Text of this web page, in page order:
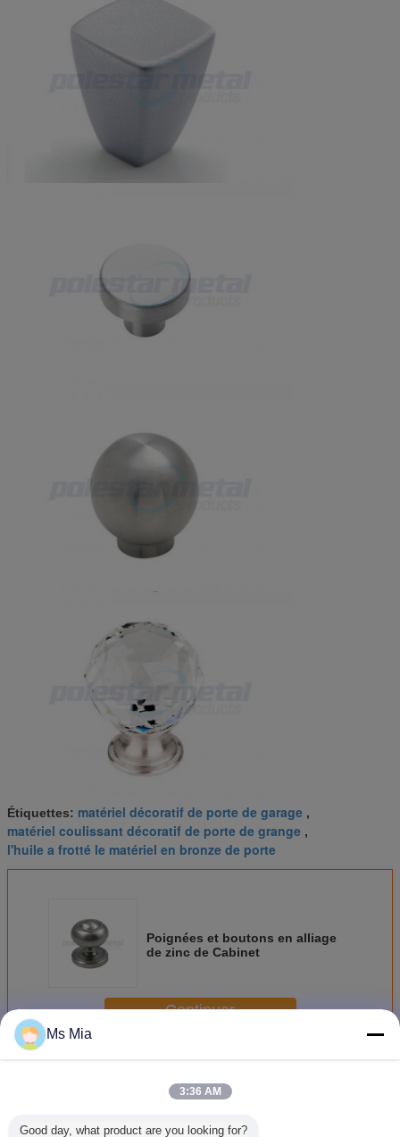
Étiquettes: matériel décoratif de porte de garage ,
matériel coulissant décoratif de porte de grange ,
l'huile a frotté le matériel en bronze de porte
Poignées et boutons en alliage
de zinc de Cabinet
Continuer
PlusMatériel décoratif de porte
Ms Mia
3:36 AM
Good day, what product are you looking for?